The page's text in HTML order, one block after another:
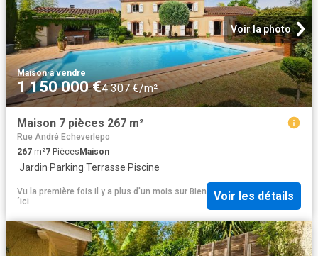
Voir la photo
Maison·à vendre
1 150 000 €4 307 €/m²
Maison 7 pièces 267 m²
Rue André Echeverlepo
267 m²7 Pièces Maison
·Jardin·Parking·Terrasse·Piscine
Vu la première fois il y a plus d'un mois sur Bien
´ici
Voir les détails